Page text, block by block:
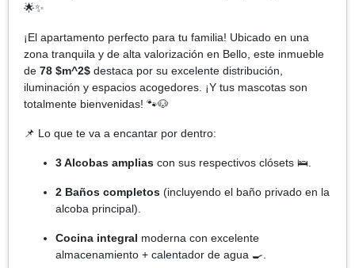
🌟✨
¡El apartamento perfecto para tu familia! Ubicado en una
zona tranquila y de alta valorización en Bello, este inmueble
de 78 $m^2$ destaca por su excelente distribución,
iluminación y espacios acogedores. ¡Y tus mascotas son
totalmente bienvenidas! 🐾🐶
📌 Lo que te va a encantar por dentro:
3 Alcobas amplias con sus respectivos clósets 🛌.
2 Baños completos (incluyendo el baño privado en la
alcoba principal).
Cocina integral moderna con excelente
almacenamiento + calentador de agua 🍳.